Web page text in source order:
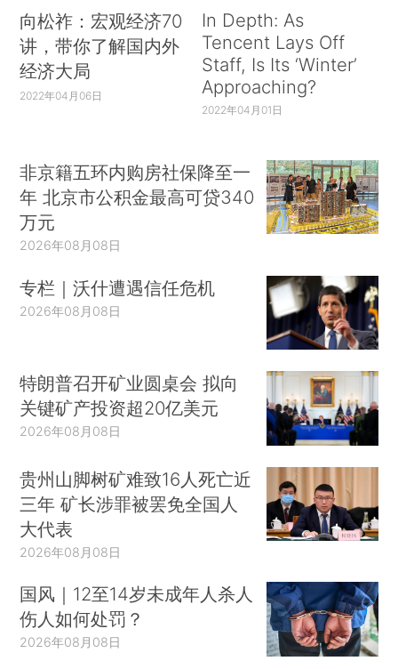
向松祚：宏观经济70
讲，带你了解国内外
经济大局
2022年04月06日
In Depth: As
Tencent Lays Off
Staff, Is Its ‘Winter’
Approaching?
2022年04月01日
非京籍五环内购房社保降至一
年 北京市公积金最高可贷340
万元
2026年08月08日
专栏｜沃什遭遇信任危机
2026年08月08日
特朗普召开矿业圆桌会 拟向
关键矿产投资超20亿美元
2026年08月08日
贵州山脚树矿难致16人死亡近
三年 矿长涉罪被罢免全国人
大代表
2026年08月08日
国风｜12至14岁未成年人杀人
伤人如何处罚？
2026年08月08日